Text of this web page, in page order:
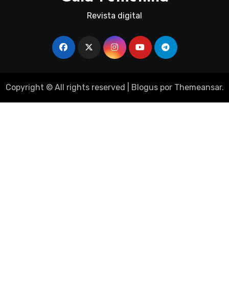
Revista digital
Copyright © All rights reserved Bloguspor Themeansar.